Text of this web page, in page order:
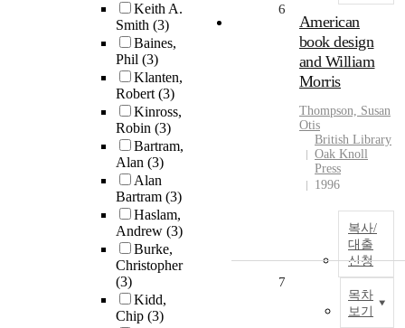
Keith A.
Smith (3)
Baines,
Phil (3)
Klanten,
Robert(3)
Kinross,
Robin (3)
Bartram,
Alan (3)
Alan
Bartram (3)
Haslam,
Andrew (3)
Burke,
Christopher
(3)
Kidd,
Chip (3)
6
American
book design
and William
Morris
Thompson, Susan
Otis
British Library
Oak Knoll
Press
1996
복사/
대출
신청
목차
보기
7